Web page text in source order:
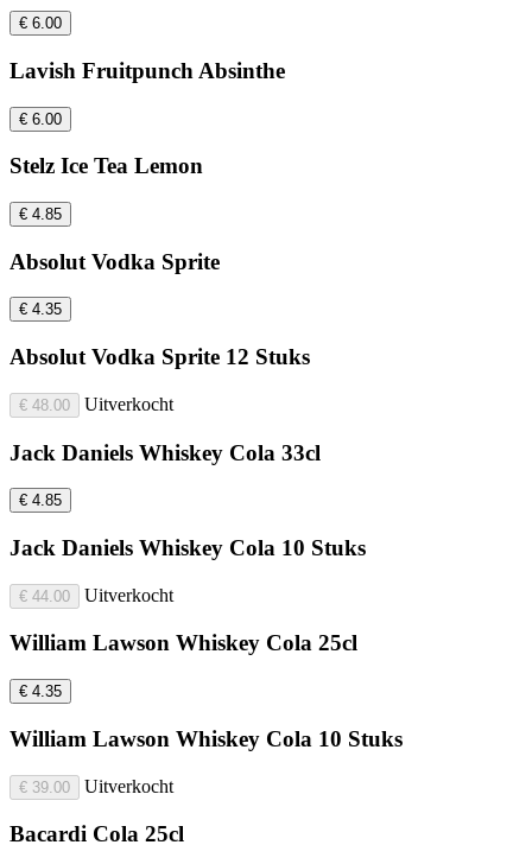
€ 6.00
Lavish Fruitpunch Absinthe
€ 6.00
Stelz Ice Tea Lemon
€ 4.85
Absolut Vodka Sprite
€ 4.35
Absolut Vodka Sprite 12 Stuks
€ 48.00 Uitverkocht
Jack Daniels Whiskey Cola 33cl
€ 4.85
Jack Daniels Whiskey Cola 10 Stuks
€ 44.00 Uitverkocht
William Lawson Whiskey Cola 25cl
€ 4.35
William Lawson Whiskey Cola 10 Stuks
€ 39.00 Uitverkocht
Bacardi Cola 25cl